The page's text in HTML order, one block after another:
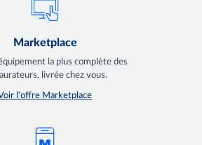
Marketplace
la plus complète des
livrée chez vous.
l'offre Marketplace